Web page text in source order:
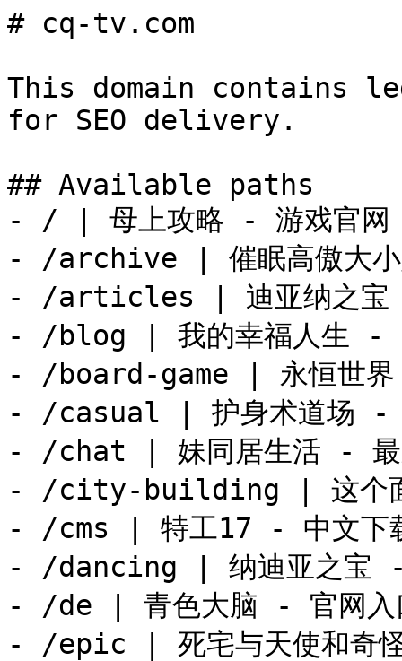
# cq-tv.com
This domain contains
for SEO delivery.
## Available paths
- / | 母上攻略 - 游戏官网
- /archive | 催眠高傲大小
- /articles | 迪亚纳之宝 -
- /blog | 我的幸福人生 -
- /board-game | 永恒世界
- /casual | 护身术道场 -
- /chat | 妹同居生活 - 最
- /city-building | 这个面
- /cms | 特工17 - 中文下
- /dancing | 纳迪亚之宝 -
- /de | 青色大脑 - 官网入
- /epic | 死宅与天使和奇